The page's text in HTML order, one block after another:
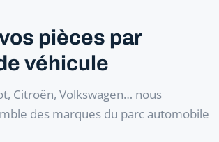
pièces par
véhicule
Citroën, Volkswagen… nous
des marques du parc automobile